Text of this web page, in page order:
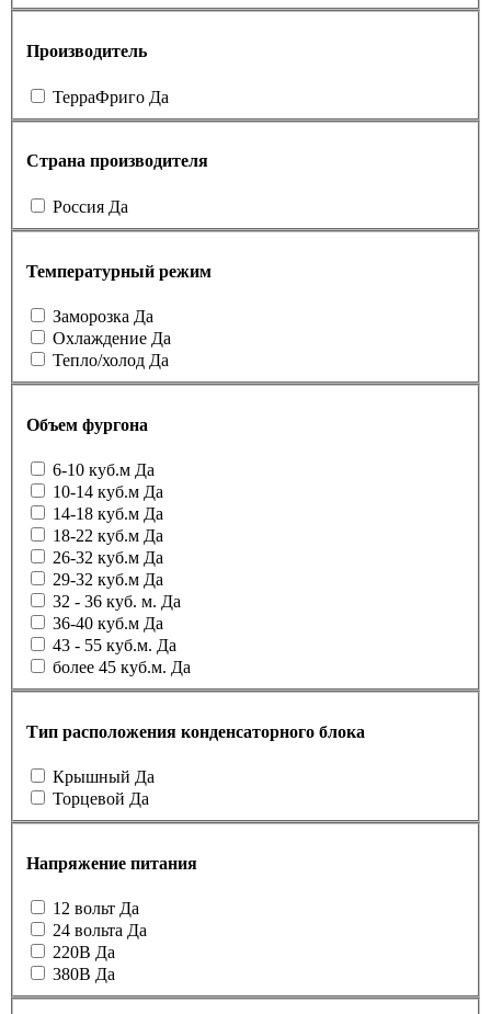
Производитель
ТерраФриго Да
Страна производителя
Россия Да
Температурный режим
Заморозка Да
Охлаждение Да
Тепло/холод Да
Объем фургона
6-10 куб.м Да
10-14 куб.м Да
14-18 куб.м Да
18-22 куб.м Да
26-32 куб.м Да
29-32 куб.м Да
32 - 36 куб. м. Да
36-40 куб.м Да
43 - 55 куб.м. Да
более 45 куб.м. Да
Тип расположения конденсаторного блока
Крышный Да
Торцевой Да
Напряжение питания
12 вольт Да
24 вольта Да
220В Да
380В Да